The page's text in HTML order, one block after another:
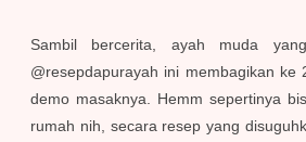
Sambil bercerita, ayah muda
@resepdapurayah ini membagikan ke
demo masaknya. Hemm sepertinya
rumah nih, secara resep yang